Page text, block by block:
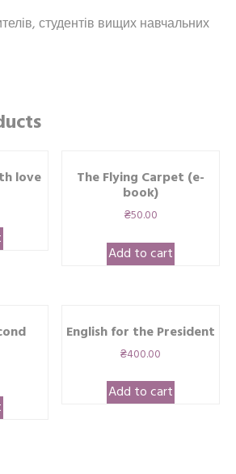
студентів вищих навчальних
love The Flying Carpet (e-
book)
₴50.00
Add to cart
English for the President
₴400.00
Add to cart